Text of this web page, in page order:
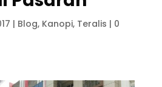
| Blog, Kanopi, Teralis | 0